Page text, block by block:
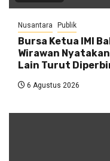
Nusantara Publik
Bursa Ketua IMI
Wirawan
Lain Turut
6 Agustus 2026